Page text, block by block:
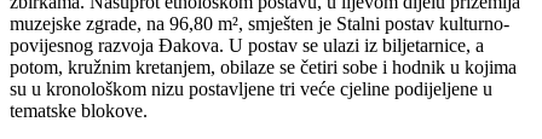
muzejske zgrade, na 96,80 m², smješten je Stalni postav kulturno-
povijesnog razvoja Đakova. U postav se ulazi iz biljetarnice, a
potom, kružnim kretanjem, obilaze se četiri sobe i hodnik u kojima
su u kronološkom nizu postavljene tri veće cjeline podijeljene u
tematske blokove.